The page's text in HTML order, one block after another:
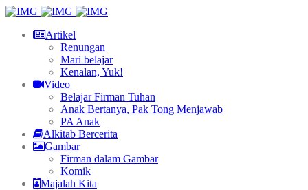
Artikel
Renungan
Mari belajar
Kenalan, Yuk!
Video
Belajar Firman Tuhan
Anak Bertanya, Pak Tong Menjawab
PA Anak
Alkitab Bercerita
Gambar
Firman dalam Gambar
Komik
Majalah Kita